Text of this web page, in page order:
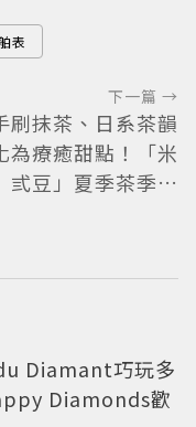
表
下一篇 →
刷抹茶、日系茶韻
為療癒甜點！「米
弎豆」夏季茶季開
Diamant巧玩多
Diamonds歡